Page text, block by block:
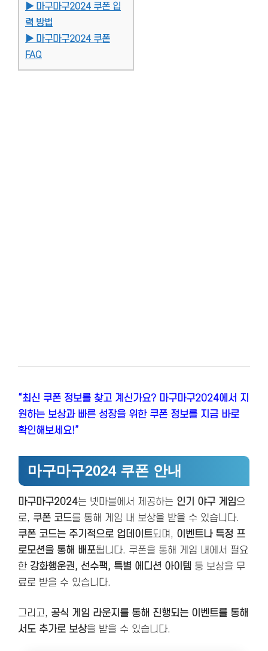
▶ 마구마구2024 쿠폰 입
력 방법
▶ 마구마구2024 쿠폰
FAQ
“최신 쿠폰 정보를 찾고 계신가요? 마구마구2024에서 지
원하는 보상과 빠른 성장을 위한 쿠폰 정보를 지금 바로
확인해보세요!”
마구마구2024 쿠폰 안내
마구마구2024는 넷마블에서 제공하는 인기 야구 게임으
로, 쿠폰 코드를 통해 게임 내 보상을 받을 수 있습니다.
쿠폰 코드는 주기적으로 업데이트되며, 이벤트나 특정 프
로모션을 통해 배포됩니다. 쿠폰을 통해 게임 내에서 필요
한 강화행운권, 선수팩, 특별 에디션 아이템 등 보상을 무
료로 받을 수 있습니다.
그리고, 공식 게임 라운지를 통해 진행되는 이벤트를 통해
서도 추가로 보상을 받을 수 있습니다.